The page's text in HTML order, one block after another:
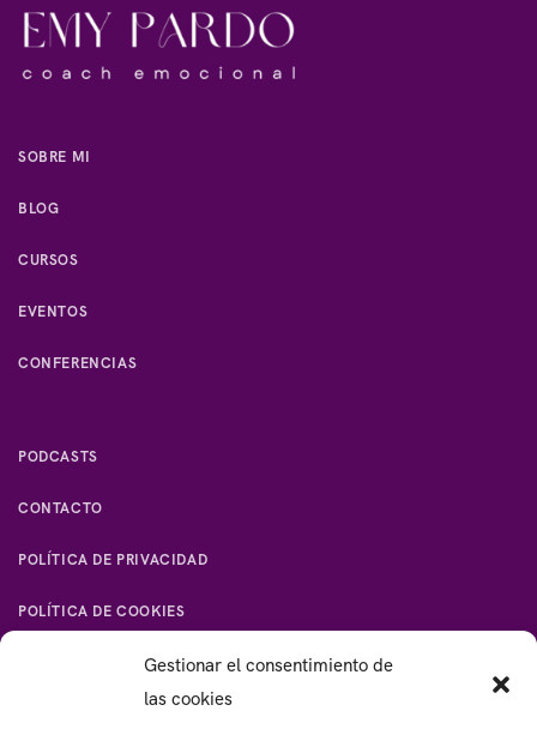
Gestionar el consentimiento de
las cookies
SOBRE MI
BLOG
CURSOS
EVENTOS
CONFERENCIAS
PODCASTS
CONTACTO
POLÍTICA DE PRIVACIDAD
POLÍTICA DE COOKIES